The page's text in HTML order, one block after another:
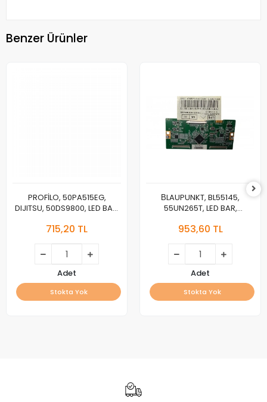
Benzer Ürünler
PROFİLO, 50PA515EG,
DIJITSU, 50DS9800, LED BAR,
715,20 TL
Adet
Stokta Yok
ВLAUPUNKT, BL55145,
55UN265T, LED BAR,
032AS-M_V04,
953,60 TL
Adet
Stokta Yok